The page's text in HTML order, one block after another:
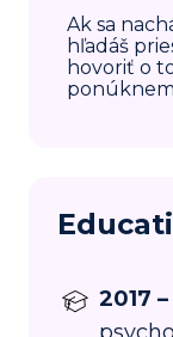
Ak sa
hľadáš
hovoriť o
2017